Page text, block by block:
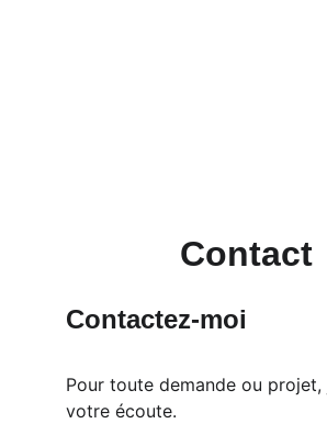
Contactez-moi
Pour toute demande ou projet,
votre écoute.
Contact